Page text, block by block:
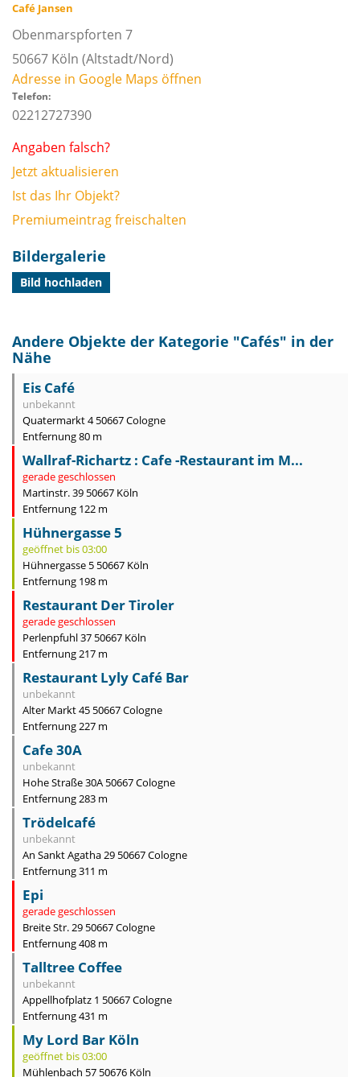
Café Jansen
Obenmarspforten 7
50667 Köln (Altstadt/Nord)
Adresse in Google Maps öffnen
Telefon:
02212727390
Angaben falsch?
Jetzt aktualisieren
Ist das Ihr Objekt?
Premiumeintrag freischalten
Bildergalerie
Bild hochladen
Andere Objekte der Kategorie "Cafés" in der
Nähe
Eis Café
unbekannt
Quatermarkt 4 50667 Cologne
Entfernung 80 m
Wallraf-Richartz : Cafe -Restaurant im M...
gerade geschlossen
Martinstr. 39 50667 Köln
Entfernung 122 m
Hühnergasse 5
geöffnet bis 03:00
Hühnergasse 5 50667 Köln
Entfernung 198 m
Restaurant Der Tiroler
gerade geschlossen
Perlenpfuhl 37 50667 Köln
Entfernung 217 m
Restaurant Lyly Café Bar
unbekannt
Alter Markt 45 50667 Cologne
Entfernung 227 m
Cafe 30A
unbekannt
Hohe Straße 30A 50667 Cologne
Entfernung 283 m
Trödelcafé
unbekannt
An Sankt Agatha 29 50667 Cologne
Entfernung 311 m
Epi
gerade geschlossen
Breite Str. 29 50667 Cologne
Entfernung 408 m
Talltree Coffee
unbekannt
Appellhofplatz 1 50667 Cologne
Entfernung 431 m
My Lord Bar Köln
geöffnet bis 03:00
Mühlenbach 57 50676 Köln